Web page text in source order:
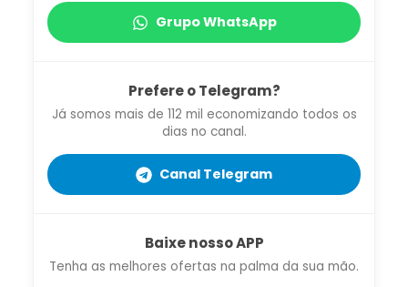
Grupo WhatsApp
Prefere o Telegram?
Já somos mais de 112 mil economizando todos os
dias no canal.
Canal Telegram
Baixe nosso APP
Tenha as melhores ofertas na palma da sua mão.